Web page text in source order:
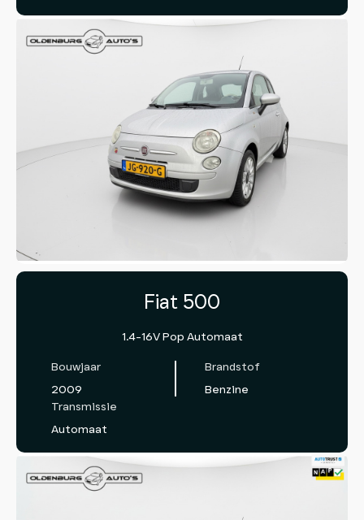
Fiat 500
1.4-16V Pop Automaat
Bouwjaar
2009
Brandstof
Benzine
Transmissie
Automaat